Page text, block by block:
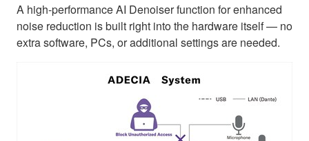
A high-performance AI Denoiser function for enhanced
noise reduction is built right into the hardware itself — no
extra software, PCs, or additional settings are needed.